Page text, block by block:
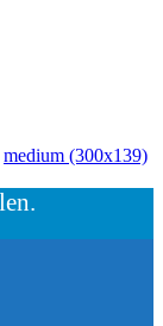
medium (300x139)